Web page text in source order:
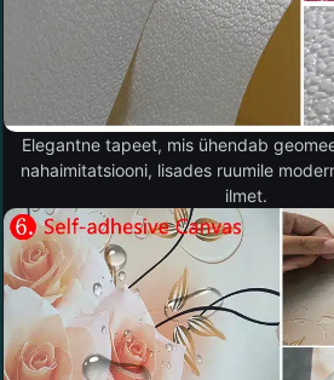
Elegantne tapeet, mis ühendab
nahaimitatsiooni, lisades ruumile
ilmet.